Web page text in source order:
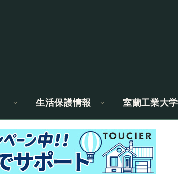
生活保護情報 室蘭工業大学